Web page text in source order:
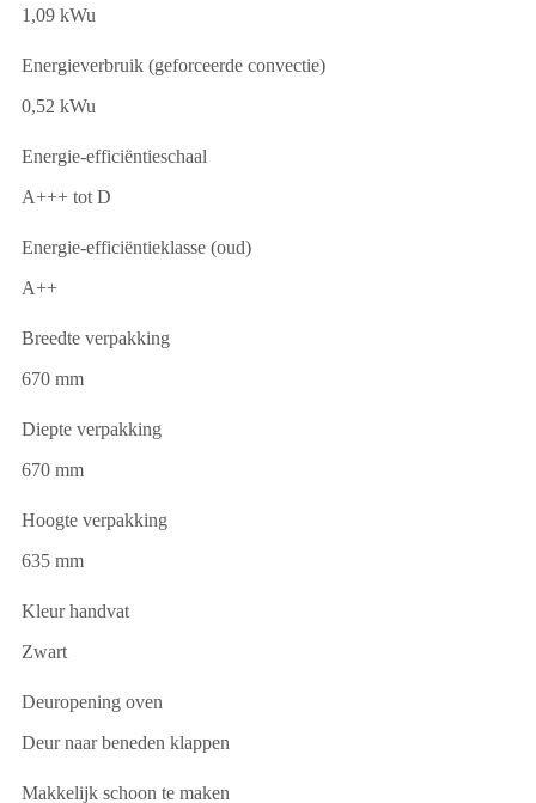
1,09 kWu
Energieverbruik (geforceerde convectie)
0,52 kWu
Energie-efficiëntieschaal
A+++ tot D
Energie-efficiëntieklasse (oud)
A++
Breedte verpakking
670 mm
Diepte verpakking
670 mm
Hoogte verpakking
635 mm
Kleur handvat
Zwart
Deuropening oven
Deur naar beneden klappen
Makkelijk schoon te maken